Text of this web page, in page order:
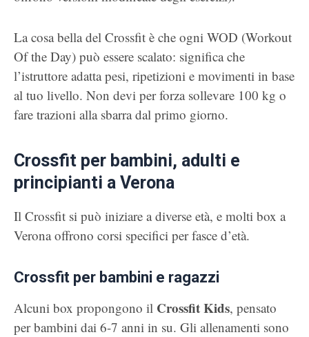
La cosa bella del Crossfit è che ogni WOD (Workout
Of the Day) può essere scalato: significa che
l’istruttore adatta pesi, ripetizioni e movimenti in base
al tuo livello. Non devi per forza sollevare 100 kg o
fare trazioni alla sbarra dal primo giorno.
Crossfit per bambini, adulti e
principianti a Verona
Il Crossfit si può iniziare a diverse età, e molti box a
Verona offrono corsi specifici per fasce d’età.
Crossfit per bambini e ragazzi
Alcuni box propongono il Crossfit Kids, pensato
per bambini dai 6-7 anni in su. Gli allenamenti sono